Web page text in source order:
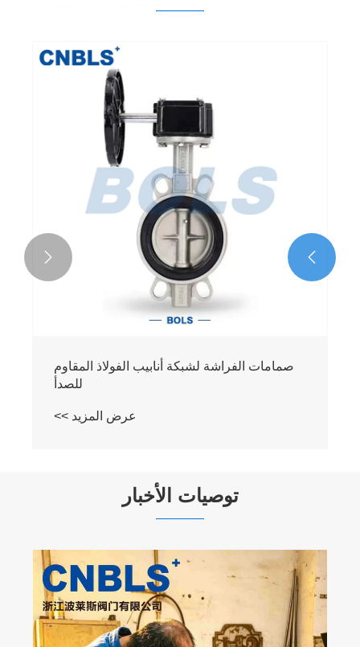
صمامات الفراشة لشبكة أنابيب الفولاذ المقاوم
للصدأ
عرض المزيد >>


توصيات الأخبار